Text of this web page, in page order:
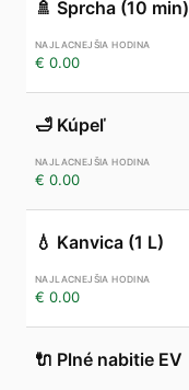
🚿 Sprcha (10 min)
€ 0.00
🛁 Kúpeľ
€ 0.00
💧 Kanvica (1 L)
€ 0.00
🔌 Plné nabitie EV